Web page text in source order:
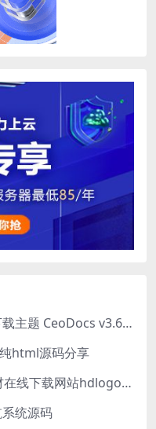
WordPress各类素材网站下载主题 CeoDocs v3.6 去授权版
html源码分享
免费的全球矢量 logo，素材在线下载网站hdlogo.com
统源码